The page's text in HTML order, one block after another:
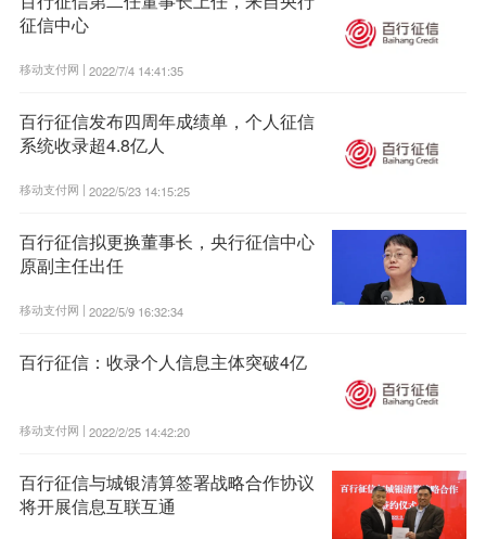
征信中心
移动支付网 | 2022/7/4 14:41:35
百行征信发布四周年成绩单，个人征信
系统收录超4.8亿人
移动支付网 | 2022/5/23 14:15:25
百行征信拟更换董事长，央行征信中心
原副主任出任
移动支付网 | 2022/5/9 16:32:34
百行征信：收录个人信息主体突破4亿
移动支付网 | 2022/2/25 14:42:20
百行征信与城银清算签署战略合作协议
将开展信息互联互通